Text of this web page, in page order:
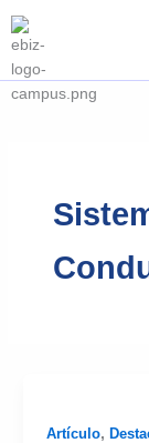
to
content
Artículo,